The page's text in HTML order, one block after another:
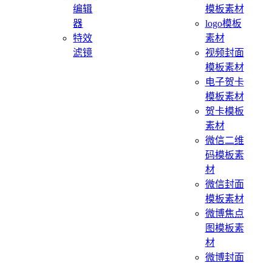
编辑
器
特效
滤镜
模板素材
logo模板
素材
视频封面
模板素材
电子贺卡
模板素材
贺卡模板
素材
微信二维
码模板素
材
微信封面
模板素材
微博焦点
图模板素
材
微博封面